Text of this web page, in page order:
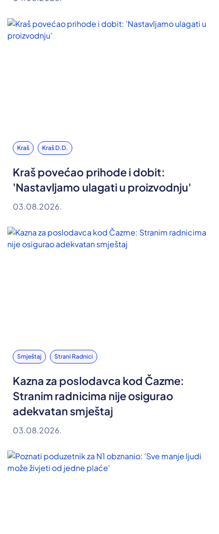
Kraš Kraš D.d.
Kraš povećao prihode i dobit:
'Nastavljamo ulagati u proizvodnju'
03.08.2026.
Smještaj Strani Radnici
Kazna za poslodavca kod Čazme:
Stranim radnicima nije osigurao
adekvatan smještaj
03.08.2026.